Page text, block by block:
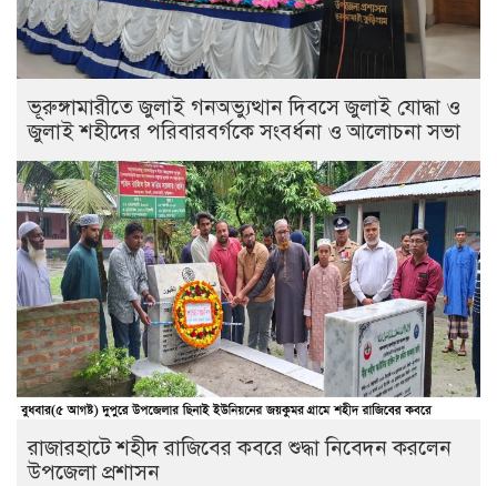
ভূরুঙ্গামারীতে জুলাই গনঅভ্যুত্থান দিবসে জুলাই যোদ্ধা ও
জুলাই শহীদের পরিবারবর্গকে সংবর্ধনা ও আলোচনা সভা
রাজারহাটে শহীদ রাজিবের কবরে শুদ্ধা নিবেদন করলেন
উপজেলা প্রশাসন